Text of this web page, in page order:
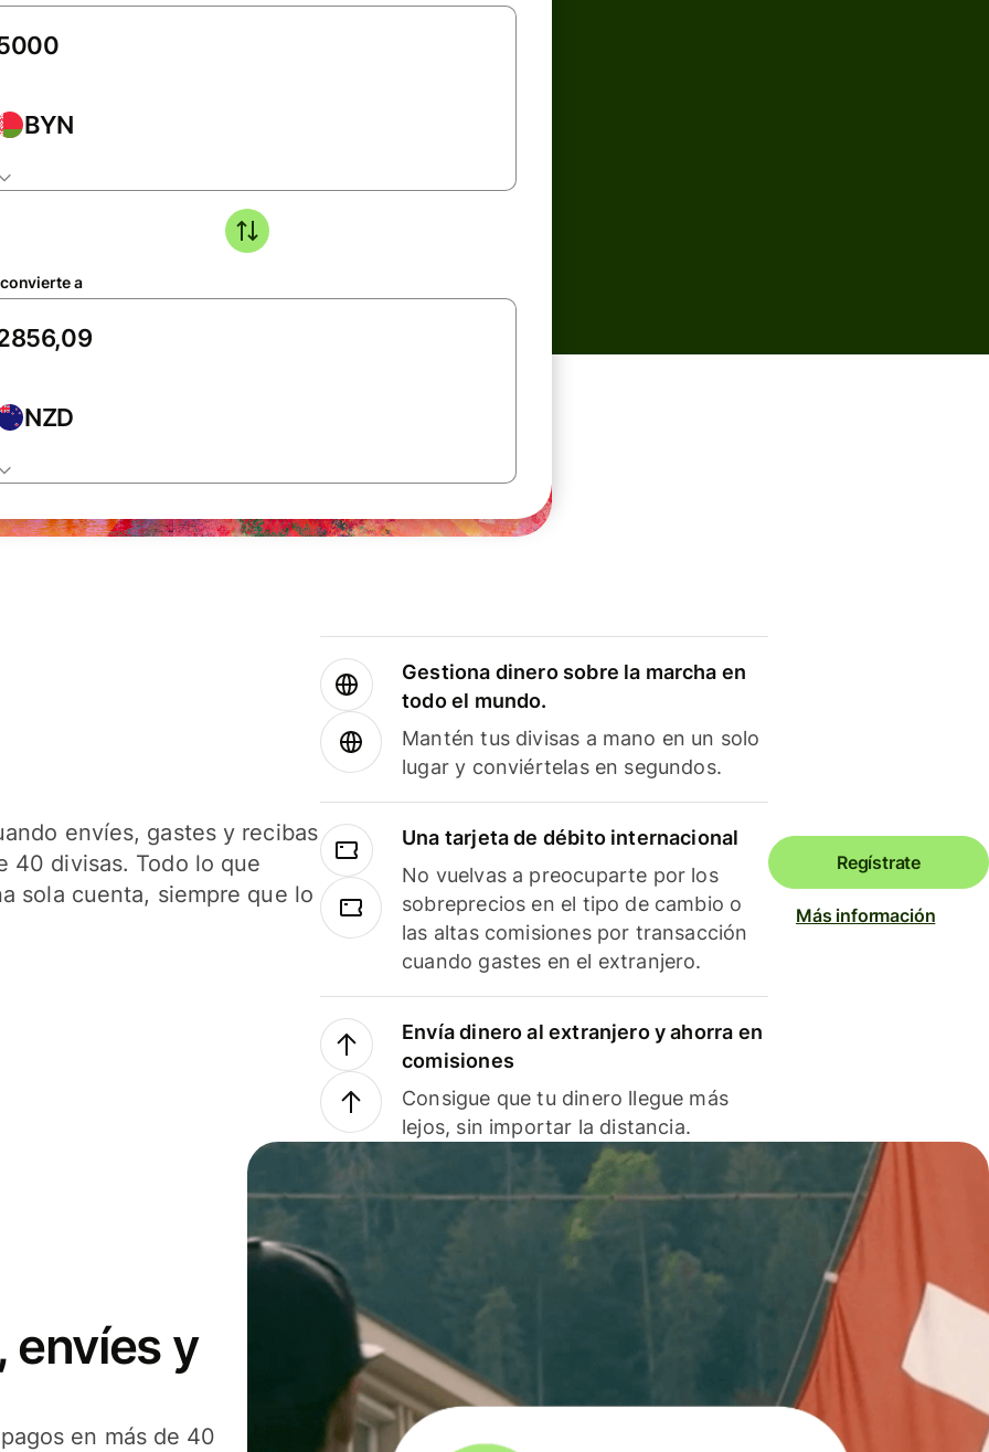
BYN
a
NZD
envíes, gastes y recibas
40 divisas. Todo lo que
sola cuenta, siempre que lo
Gestiona dinero sobre la marcha en
todo el mundo.
Mantén tus divisas a mano en un solo
lugar y conviértelas en segundos.
Una tarjeta de débito internacional
No vuelvas a preocuparte por los
sobreprecios en el tipo de cambio o
las altas comisiones por transacción
cuando gastes en el extranjero.
Envía dinero al extranjero y ahorra en
comisiones
Consigue que tu dinero llegue más
lejos, sin importar la distancia.
Regístrate
Más información
envíes y
en más de 40